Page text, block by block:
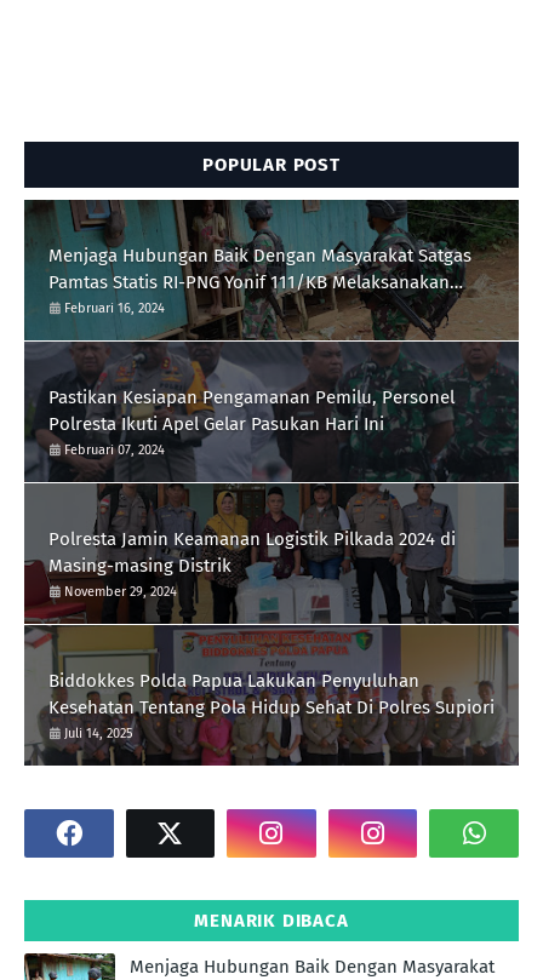
POPULAR POST
Menjaga Hubungan Baik Dengan Masyarakat Satgas
Pamtas Statis RI-PNG Yonif 111/KB Melaksanakan
Silaturrahmi
Februari 16, 2024
Pastikan Kesiapan Pengamanan Pemilu, Personel
Polresta Ikuti Apel Gelar Pasukan Hari Ini
Februari 07, 2024
Polresta Jamin Keamanan Logistik Pilkada 2024 di
Masing-masing Distrik
November 29, 2024
Biddokkes Polda Papua Lakukan Penyuluhan
Kesehatan Tentang Pola Hidup Sehat Di Polres Supiori
Juli 14, 2025
MENARIK DIBACA
Menjaga Hubungan Baik Dengan Masyarakat